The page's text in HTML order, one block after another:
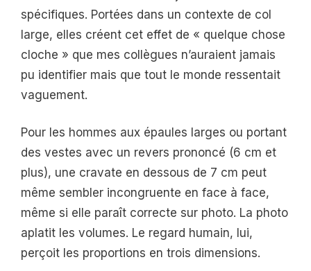
spécifiques. Portées dans un contexte de col
large, elles créent cet effet de « quelque chose
cloche » que mes collègues n’auraient jamais
pu identifier mais que tout le monde ressentait
vaguement.
Pour les hommes aux épaules larges ou portant
des vestes avec un revers prononcé (6 cm et
plus), une cravate en dessous de 7 cm peut
même sembler incongruente en face à face,
même si elle paraît correcte sur photo. La photo
aplatit les volumes. Le regard humain, lui,
perçoit les proportions en trois dimensions.